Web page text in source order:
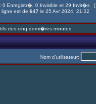
0 Enregistr�, 0 Invisible et 29 Invit�s [
ligne est de 647 le 25 Avr 2024, 21:32
des cinq derni�res minutes
Nom d'utilisateur: